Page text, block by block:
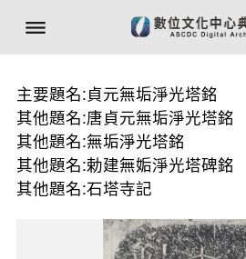
主要題名:貞元無垢淨光塔銘
其他題名:唐貞元無垢淨光塔銘
其他題名:無垢淨光塔銘
其他題名:勅建無姤淨光塔碑銘
其他題名:石塔寺記